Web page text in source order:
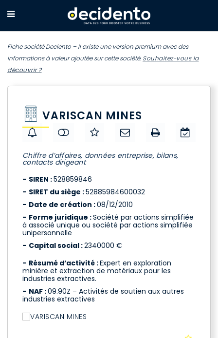
Fiche société Deciento – Il existe une version premium avec des
informations à valeur ajoutée sur cette société. Souhaitez-vous la
découvrir ?
VARISCAN MINES
Chiffre d’affaires, données entreprise, bilans,
contacts dirigeant
SIREN :528859846
SIRET du siège :52885984600032
Date de création :08/12/2010
Forme juridique :Société par actions simplifiée
à associé unique ou société par actions simplifiée
unipersonnelle
Capital social :2340000 €
Résumé d’activité :Expert en exploration
minière et extraction de matériaux pour les
industries extractives.
NAF :09.90Z – Activités de soutien aux autres
industries extractives